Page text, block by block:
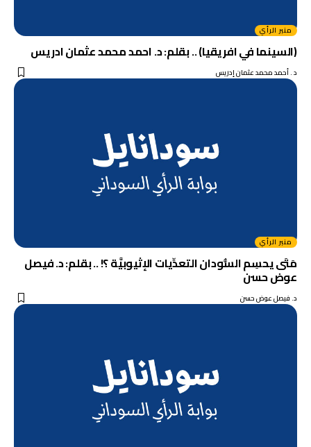
منبر الرأي
(السينما في افريقيا) .. بقلم: د. احمد محمد عثمان ادريس
د . أحمد محمد عثمان إدريس
منبر الرأي
مَتَى يحسِم السُّودان التعدِّيات الإثيوبيَّة ؟! .. بقلم: د. فيصل
عوض حسن
د. فيصل عوض حسن